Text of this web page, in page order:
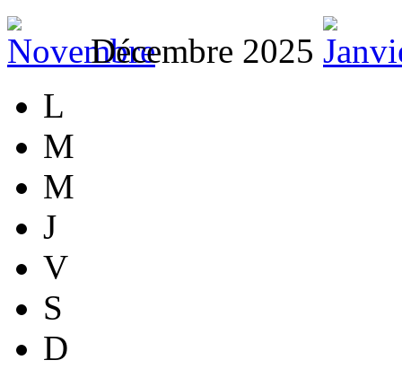
Décembre 2025
L
M
M
J
V
S
D